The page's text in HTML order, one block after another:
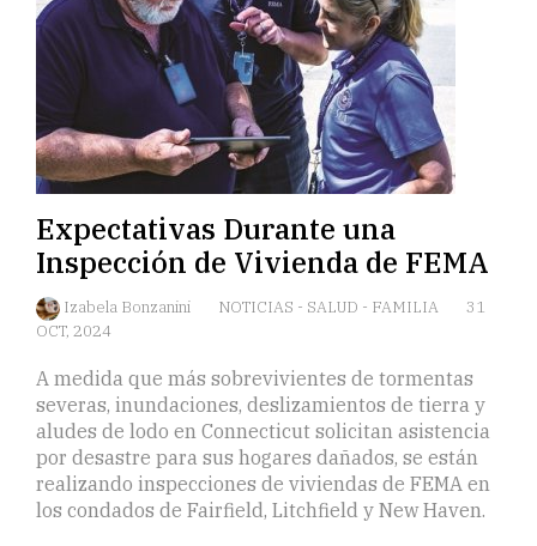
Expectativas Durante una
Inspección de Vivienda de FEMA
Izabela Bonzanini NOTICIAS - SALUD - FAMILIA
31
OCT, 2024
A medida que más sobrevivientes de tormentas
severas, inundaciones, deslizamientos de tierra y
aludes de lodo en Connecticut solicitan asistencia
por desastre para sus hogares dañados, se están
realizando inspecciones de viviendas de FEMA en
los condados de Fairfield, Litchfield y New Haven.